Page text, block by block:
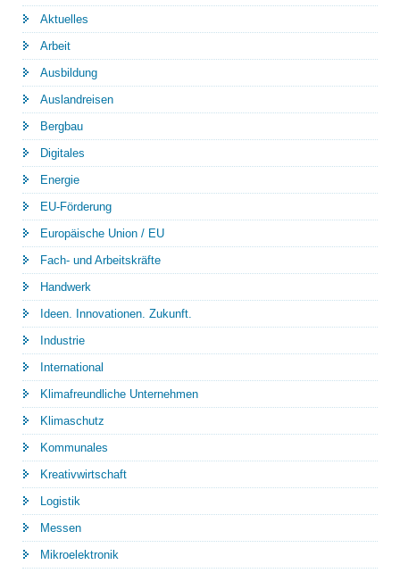
Aktuelles
Arbeit
Ausbildung
Auslandreisen
Bergbau
Digitales
Energie
EU-Förderung
Europäische Union / EU
Fach- und Arbeitskräfte
Handwerk
Ideen. Innovationen. Zukunft.
Industrie
International
Klimafreundliche Unternehmen
Klimaschutz
Kommunales
Kreativwirtschaft
Logistik
Messen
Mikroelektronik